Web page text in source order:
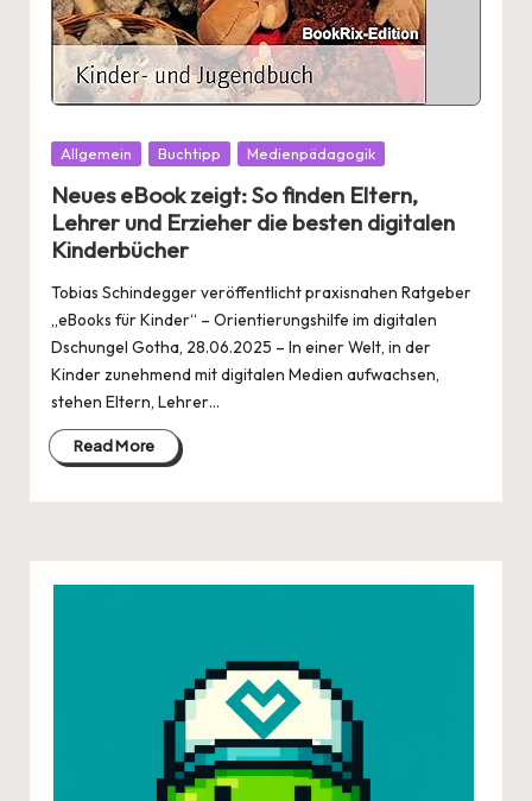
Posted
Allgemein Buchtipp Medienpädagogik
Neues eBook zeigt: So finden Eltern,
Lehrer und Erzieher die besten digitalen
Kinderbücher
Tobias Schindegger veröffentlicht praxisnahen Ratgeber
„eBooks für Kinder“ – Orientierungshilfe im digitalen
Dschungel Gotha, 28.06.2025 – In einer Welt, in der
Kinder zunehmend mit digitalen Medien aufwachsen,
stehen Eltern, Lehrer…
Read More